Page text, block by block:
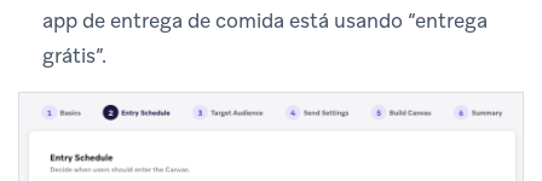
app de entrega de comida está usando “entrega
grátis”.